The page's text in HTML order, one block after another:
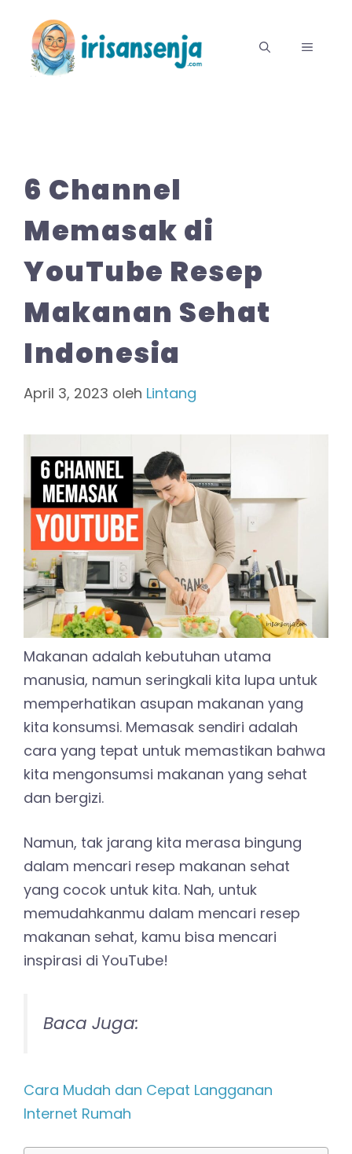
MENU
6 Channel
Memasak di
YouTube Resep
Makanan Sehat
Indonesia
April 3, 2023 oleh Lintang
Makanan adalah kebutuhan utama
manusia, namun seringkali kita lupa untuk
memperhatikan asupan makanan yang
kita konsumsi. Memasak sendiri adalah
cara yang tepat untuk memastikan bahwa
kita mengonsumsi makanan yang sehat
dan bergizi.
Namun, tak jarang kita merasa bingung
dalam mencari resep makanan sehat
yang cocok untuk kita. Nah, untuk
memudahkanmu dalam mencari resep
makanan sehat, kamu bisa mencari
inspirasi di YouTube!
Baca Juga:
Cara Mudah dan Cepat Langganan
Internet Rumah